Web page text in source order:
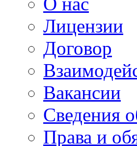
Лицензии
Договор
Вакансии
Сведения
Права и